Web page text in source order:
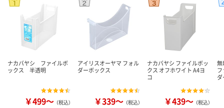
ナカバヤシ ファイルボ
ックス 半透明
￥499～ （税込）
アイリスオーヤマ フォル
ダーボックス
￥339～ （税込）
ナカバヤシ ファイルボッ
クス オフホワイト A4ヨ
コ
￥439～ （税込）
無